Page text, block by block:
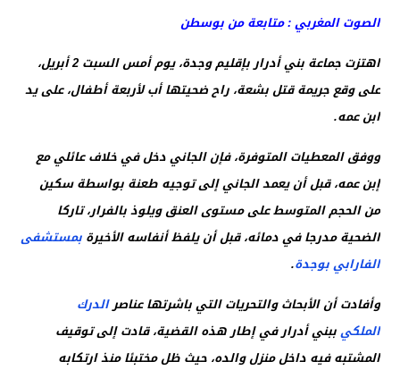
الصوت المغربي : متابعة من بوسطن
اهتزت جماعة بني أدرار بإقليم وجدة، يوم أمس السبت 2 أبريل،
على وقع جريمة قتل بشعة، راح ضحيتها أب لأربعة أطفال، على يد
ابن عمه.
ووفق المعطيات المتوفرة، فإن الجاني دخل في خلاف عائلي مع
إبن عمه، قبل أن يعمد الجاني إلى توجيه طعنة بواسطة سكين
من الحجم المتوسط على مستوى العنق ويلوذ بالفرار، تاركا
الضحية مدرجا في دمائه، قبل أن يلفظ أنفاسه الأخيرةبمستشفى
الفارابي بوجدة.
وأفادت أن الأبحاث والتحريات التي باشرتها عناصرالدرك
الملكيببني أدرار في إطار هذه القضية، قادت إلى توقيف
المشتبه فيه داخل منزل والده، حيث ظل مختبئا منذ ارتكابه